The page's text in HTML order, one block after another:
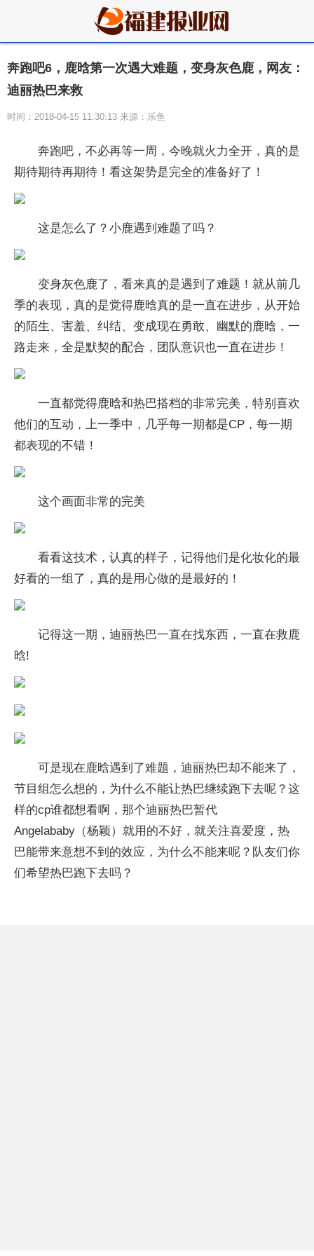
奔跑吧6，鹿晗第一次遇大难题，变身灰色鹿，网友：
迪丽热巴来救
时间：2018-04-15 11:30:13 来源：乐鱼
奔跑吧，不必再等一周，今晚就火力全开，真的是
期待期待再期待！看这架势是完全的准备好了！
这是怎么了？小鹿遇到难题了吗？
变身灰色鹿了，看来真的是遇到了难题！就从前几
季的表现，真的是觉得鹿晗真的是一直在进步，从开始
的陌生、害羞、纠结、变成现在勇敢、幽默的鹿晗，一
路走来，全是默契的配合，团队意识也一直在进步！
一直都觉得鹿晗和热巴搭档的非常完美，特别喜欢
他们的互动，上一季中，几乎每一期都是CP，每一期
都表现的不错！
这个画面非常的完美
看看这技术，认真的样子，记得他们是化妆化的最
好看的一组了，真的是用心做的是最好的！
记得这一期，迪丽热巴一直在找东西，一直在救鹿
晗!
可是现在鹿晗遇到了难题，迪丽热巴却不能来了，
节目组怎么想的，为什么不能让热巴继续跑下去呢？这
样的cp谁都想看啊，那个迪丽热巴暂代
Angelababy（杨颖）就用的不好，就关注喜爱度，热
巴能带来意想不到的效应，为什么不能来呢？队友们你
们希望热巴跑下去吗？